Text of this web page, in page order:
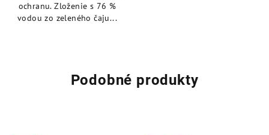
ochranu. Zloženie s 76 %
vodou zo zeleného čaju...
Podobné produkty